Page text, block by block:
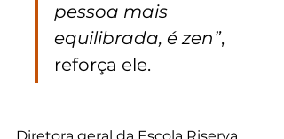
pessoa mais
equilibrada, é zen”,
reforça ele.